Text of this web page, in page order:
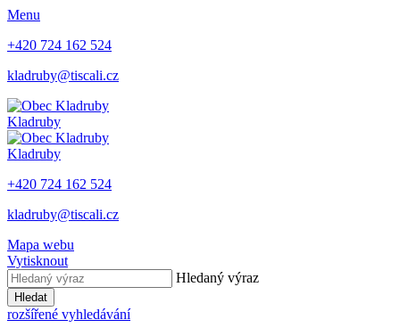
Menu
+420 724 162 524
kladruby@tiscali.cz
Kladruby
Kladruby
+420 724 162 524
kladruby@tiscali.cz
Mapa webu
Vytisknout
Hledaný výraz
Hledat
rozšířené vyhledávání